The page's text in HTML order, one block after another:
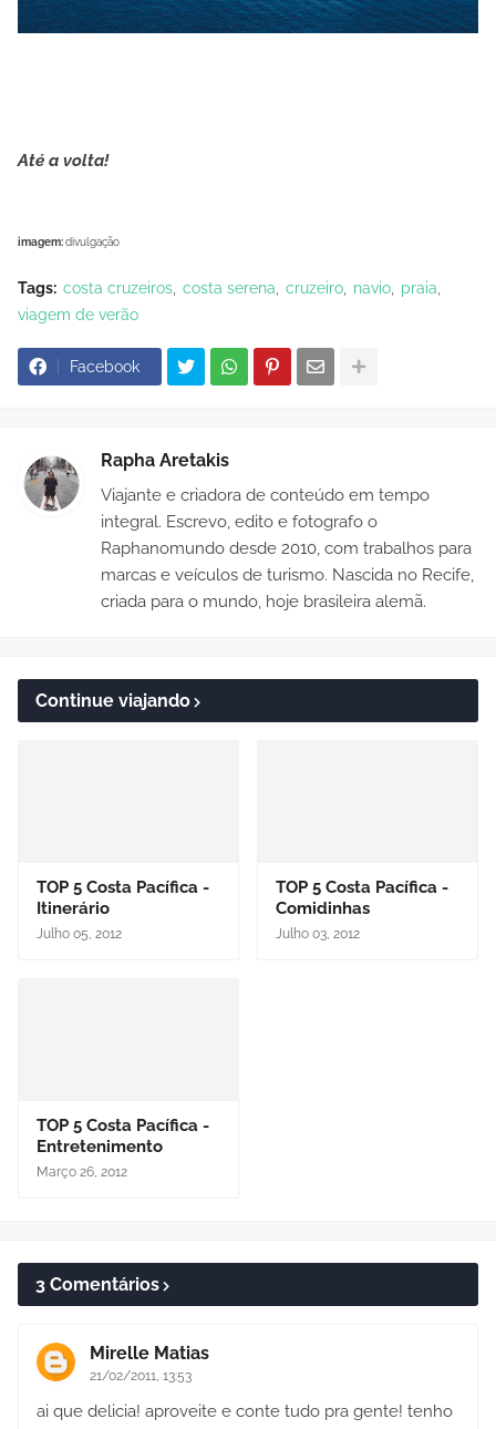
Até a volta!
imagem:divulgação
Tags: costa cruzeiros costa serena cruzeiro navio
praia
viagem de verão
Facebook
Rapha Aretakis
Viajante e criadora de conteúdo em tempo
integral. Escrevo, edito e fotografo o
Raphanomundo desde 2010, com trabalhos para
marcas e veículos de turismo. Nascida no Recife,
criada para o mundo, hoje brasileira alemã.
Continue viajando
TOP 5 Costa Pacífica -
Itinerário
Julho 05, 2012
TOP 5 Costa Pacífica -
Comidinhas
Julho 03, 2012
TOP 5 Costa Pacífica -
Entretenimento
Março 26, 2012
3 Comentários
Mirelle Matias
21/02/2011, 13:53
ai que delicia! aproveite e conte tudo pra gente! tenho